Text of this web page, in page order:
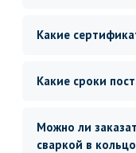
Какие
Какие сроки
Можно ли
сваркой в